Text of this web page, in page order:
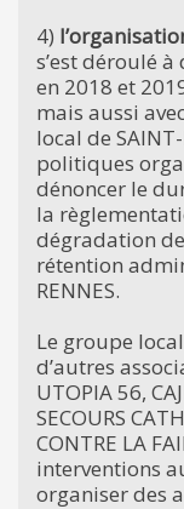
4)
s’est déroulé à
en 2018 et
mais aussi
local de
politiques
dénoncer le
la
dégradation
rétention
RENNES.
Le groupe
d’autres
UTOPIA 56,
SECOURS
CONTRE LA
interventions
organiser des